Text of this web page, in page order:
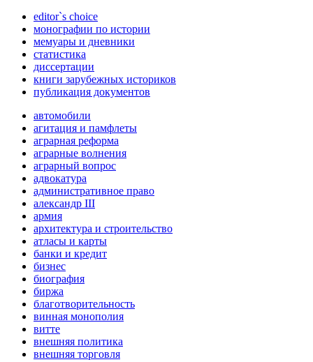
editor`s choice
монографии по истории
мемуары и дневники
статистика
диссертации
книги зарубежных историков
публикация документов
автомобили
агитация и памфлеты
аграрная реформа
аграрные волнения
аграрный вопрос
адвокатура
административное право
александр III
армия
архитектура и строительство
атласы и карты
банки и кредит
бизнес
биография
биржа
благотворительность
винная монополия
витте
внешняя политика
внешняя торговля